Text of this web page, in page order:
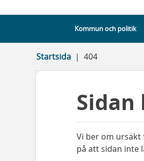
Kommun och politik
Startsida 404
Vi ber om ursäkt
på att sidan inte